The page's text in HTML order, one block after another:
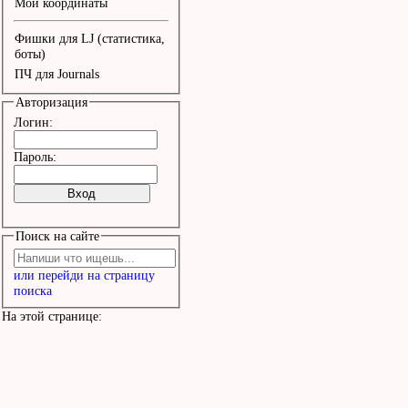
быстрая
Как одинокая луна на
меня она
Мои координаты
Фишки для LJ (статистика,
боты)
ПЧ для Journals
Авторизация
Логин:
Пароль:
Поиск на сайте
или перейди на страницу
поиска
На этой странице: